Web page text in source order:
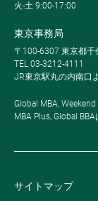
火-土 9:00-17:00
東京事務局
〒100-6307 東京都千
TEL 03-3212-4111
JR東京駅丸の内南口
Global MBA,
MBA Plus, Global
サイトマップ